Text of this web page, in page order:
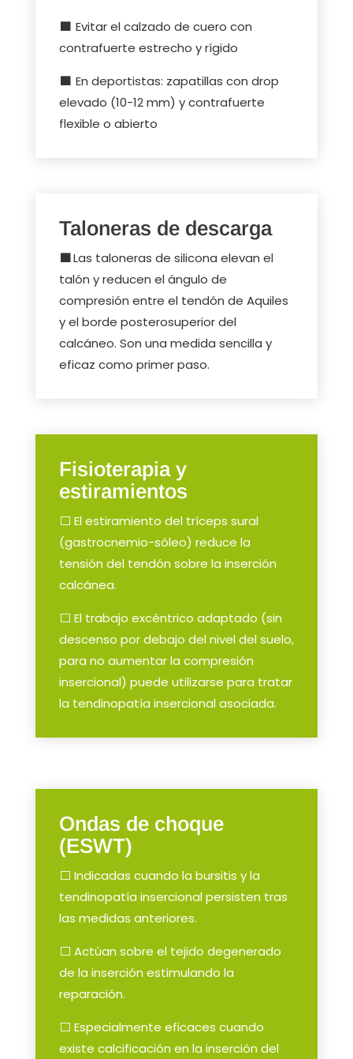
🟩 Evitar el calzado de cuero con
contrafuerte estrecho y rígido
🟩 En deportistas: zapatillas con drop
elevado (10-12 mm) y contrafuerte
flexible o abierto
Taloneras de descarga
🟩Las taloneras de silicona elevan el
talón y reducen el ángulo de
compresión entre el tendón de Aquiles
y el borde posterosuperior del
calcáneo. Son una medida sencilla y
eficaz como primer paso.
Fisioterapia y
estiramientos
⬜ El estiramiento del tríceps sural
(gastrocnemio-sóleo) reduce la
tensión del tendón sobre la inserción
calcánea.
⬜ El trabajo excéntrico adaptado (sin
descenso por debajo del nivel del suelo,
para no aumentar la compresión
insercional) puede utilizarse para tratar
la tendinopatía insercional asociada.
Ondas de choque
(ESWT)
⬜ Indicadas cuando la bursitis y la
tendinopatía insercional persisten tras
las medidas anteriores.
⬜ Actúan sobre el tejido degenerado
de la inserción estimulando la
reparación.
⬜ Especialmente eficaces cuando
existe calcificación en la inserción del